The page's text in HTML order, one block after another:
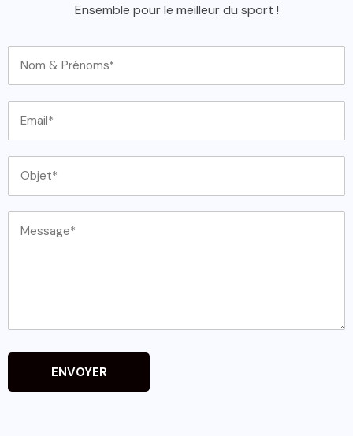
Ensemble pour le meilleur du sport !
ENVOYER